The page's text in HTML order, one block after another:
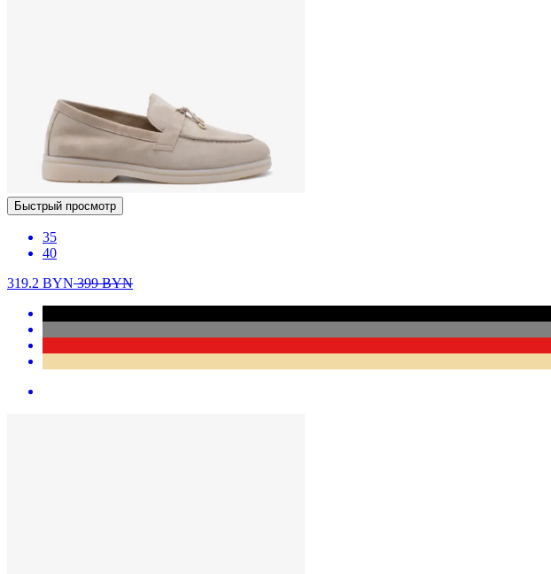
Быстрый просмотр
35
40
319.2 BYN399BYN